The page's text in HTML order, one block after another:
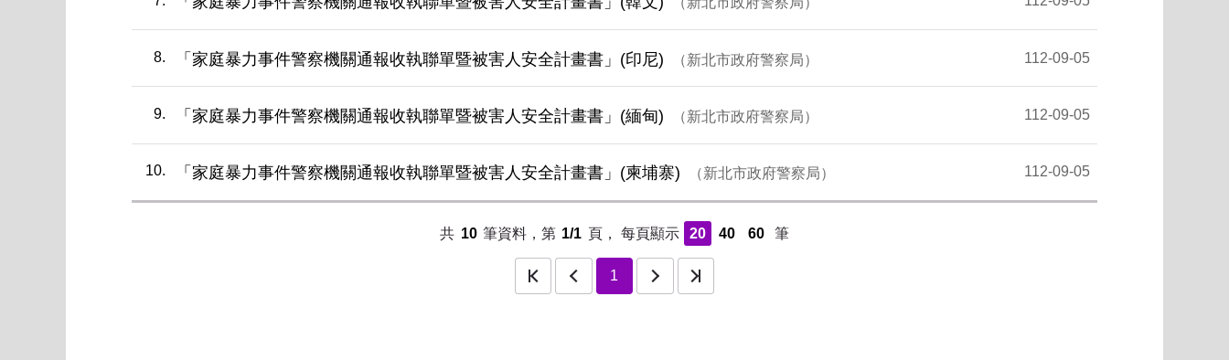
8 「家庭暴力事件警察機關通報收執聯單暨被害人安全計畫書」(印尼) 新北市政府警察局 112-09-05
9 「家庭暴力事件警察機關通報收執聯單暨被害人安全計畫書」(緬甸) 新北市政府警察局 112-09-05
10 「家庭暴力事件警察機關通報收執聯單暨被害人安全計畫書」(柬埔寨) 新北市政府警察局 112-09-05
共 10 筆資料，第 1/1 頁， 每頁顯示 20 40 60 筆
1
最後一頁